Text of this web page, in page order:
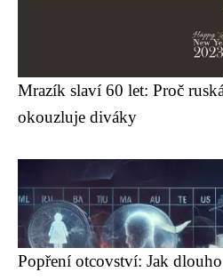
Mrazík slaví 60 let: Proč
okouzluje diváky
Popření otcovství: Jak dlouho